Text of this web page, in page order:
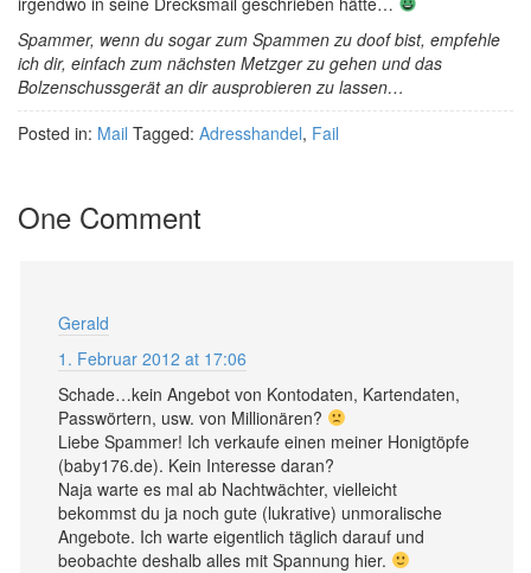
Spammer, wenn du sogar zum Spammen zu doof bist, empfehle
ich dir, einfach zum nächsten Metzger zu gehen und das
Bolzenschussgerät an dir ausprobieren zu lassen…
Posted in: Mail Tagged: Adresshandel, Fail
One Comment
Gerald
1. Februar 2012 at 17:06
Schade…kein Angebot von Kontodaten, Kartendaten,
Passwörtern, usw. von Millionären?
Liebe Spammer! Ich verkaufe einen meiner Honigtöpfe
(baby176.de). Kein Interesse daran?
Naja warte es mal ab Nachtwächter, vielleicht
bekommst du ja noch gute (lukrative) unmoralische
Angebote. Ich warte eigentlich täglich darauf und
beobachte deshalb alles mit Spannung hier.